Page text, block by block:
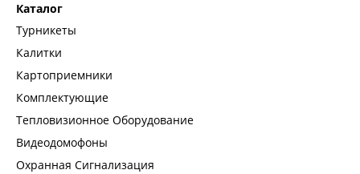
Каталог
Турникеты
Калитки
Картоприемники
Комплектующие
Тепловизионное Оборудование
Видеодомофоны
Охранная Сигнализация